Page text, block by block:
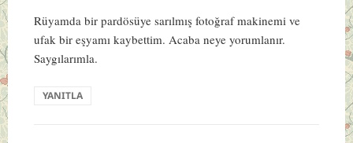
Rüyamda bir pardösüye sarılmış fotoğraf makinemi ve
ufak bir eşyamı kaybettim. Acaba neye yorumlanır.
Saygılarımla.
YANITLA